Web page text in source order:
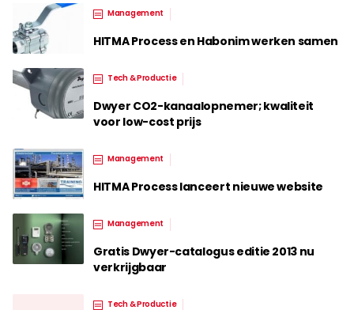
Management
HITMA Process en Habonim werken samen
Tech & Productie
Dwyer CO2-kanaalopnemer; kwaliteit
voor low-cost prijs
Management
HITMA Process lanceert nieuwe website
Management
Gratis Dwyer-catalogus editie 2013 nu
verkrijgbaar
Tech & Productie